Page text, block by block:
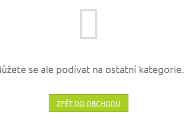
se ale podívat na ostatní kategorie.
ZPĚT DO OBCHODU